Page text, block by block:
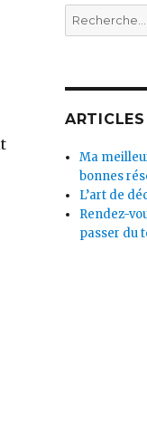
Recherche
pour :
Ma
bonnes
L’art de
Rendez-
passer du